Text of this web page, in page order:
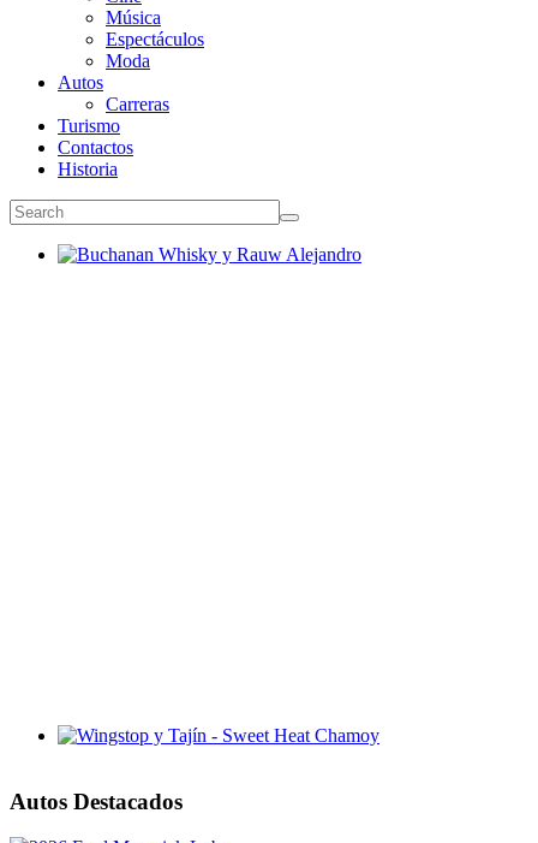
Música
Espectáculos
Moda
Autos
Carreras
Turismo
Contactos
Historia
Autos Destacados